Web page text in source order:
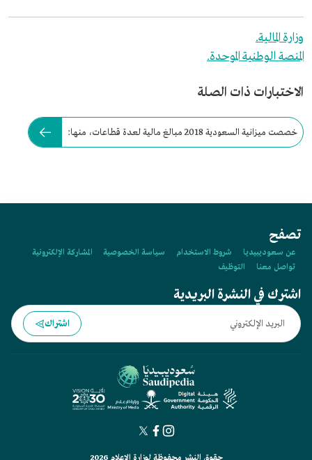
وزارة المالية.
المنصة الوطنية الموحدة.
الاختبارات ذات الصلة
خصصت ميزانية السعودية 2018 مبالغ مالية لعدة قطاعات، منها:
تصفح
عن سعوديبيديا شروط الاستخدام سياسة الخصوصية
المشاركة الإلكترونية
تواصل معنا
التوظيف
اشترك في النشرة البريدية
اشتراك
حقوق النشر محفوظة لوزارة الإعلام 2026